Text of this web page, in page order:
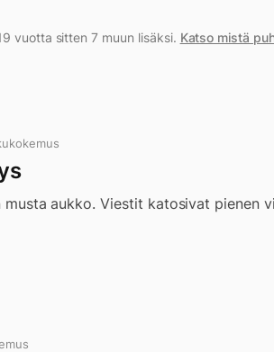
vuotta sitten 7 muun lisäksi. Katso mistä
aukko. Viestit katosivat pienen